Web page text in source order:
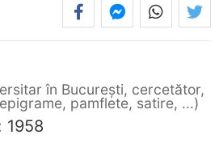
în București, cercetător,
pamflete, satire, ...
1958